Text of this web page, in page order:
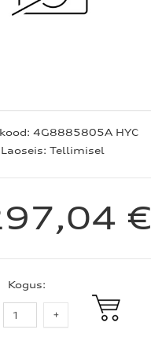
4G8885805A HYC
Laoseis: Tellimisel
€
Kogus: